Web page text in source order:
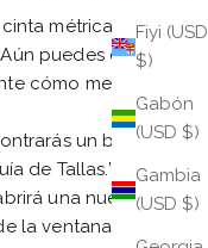
Fiyi (USD
$)
Gabón
(USD $)
Gambia
(USD $)
métrica a la vista?
puedes descubrir
cómo medir un
un botón rosa
de Tallas.” Al hacer
una nueva
la ventana de la Guía